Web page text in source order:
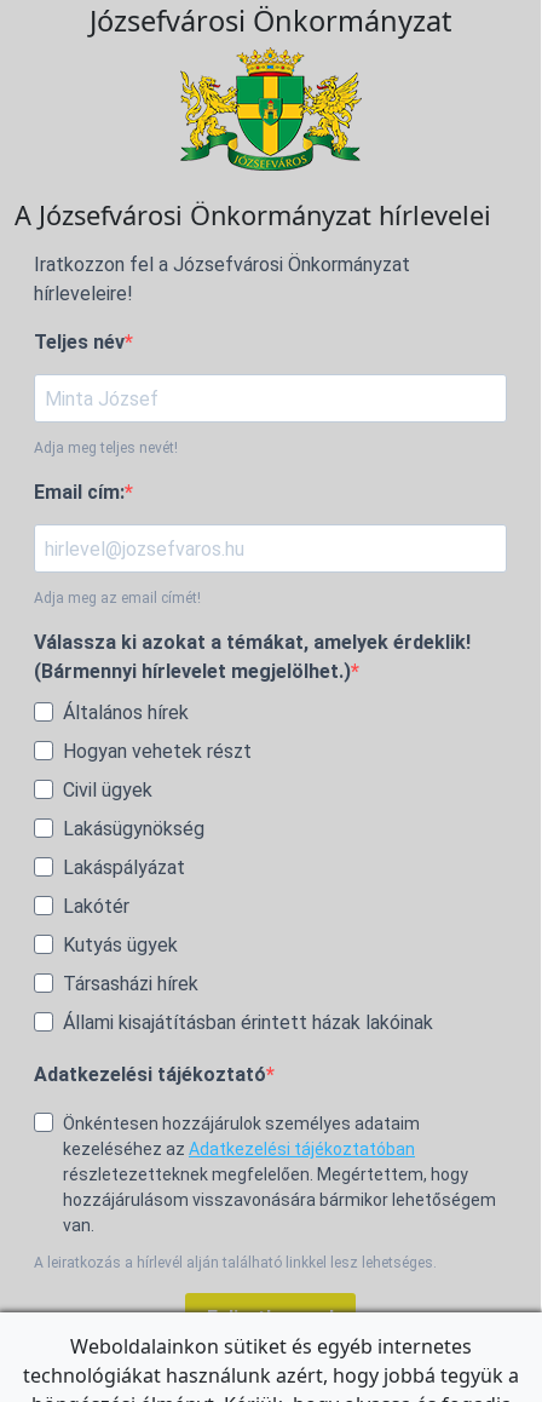
Józsefvárosi Önkormányzat
A Józsefvárosi Önkormányzat hírlevelei
Iratkozzon fel a Józsefvárosi Önkormányzat
hírleveleire!
Teljes név
Adja meg teljes nevét!
Email cím:
Adja meg az email címét!
Válassza ki azokat a témákat, amelyek érdeklik!
(Bármennyi hírlevelet megjelölhet.)
Általános hírek
Hogyan vehetek részt
Civil ügyek
Lakásügynökség
Lakáspályázat
Lakótér
Kutyás ügyek
Társasházi hírek
Állami kisajátításban érintett házak lakóinak
Adatkezelési tájékoztató
Önkéntesen hozzájárulok személyes adataim
kezeléséhez az Adatkezelési tájékoztatóban
részletezetteknek megfelelően. Megértettem, hogy
hozzájárulásom visszavonására bármikor lehetőségem
van.
A leiratkozás a hírlevél alján található linkkel lesz lehetséges.
Feliratkozom!
Weboldalainkon sütiket és egyéb internetes
technológiákat használunk azért, hogy jobbá tegyük a